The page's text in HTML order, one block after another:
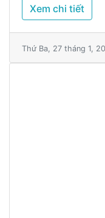
Xem chi tiết
Thứ Ba, 27 tháng 1,